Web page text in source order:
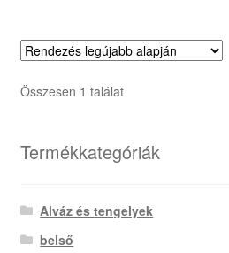
Összesen 1 találat
Termékkategóriák
Alváz és tengelyek
belső